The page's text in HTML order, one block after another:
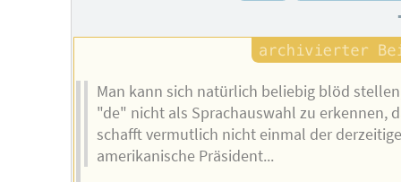
Man kann sich natürlich beliebig blöd
"de" nicht als Sprachauswahl zu erkennen,
schafft vermutlich nicht einmal der
amerikanische Präsident...